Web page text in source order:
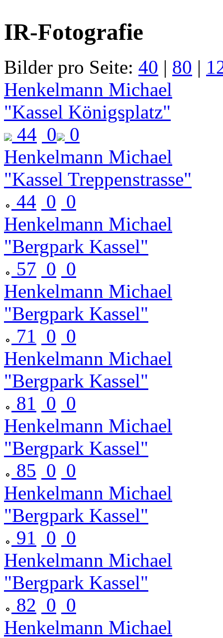
IR-Fotografie
Bilder pro Seite: 40 | 80 |
Henkelmann Michael
"Kassel Königsplatz"
44 0
0
Henkelmann Michael
"Kassel Treppenstrasse"
44 0 0
Henkelmann Michael
"Bergpark Kassel"
57 0 0
Henkelmann Michael
"Bergpark Kassel"
71 0 0
Henkelmann Michael
"Bergpark Kassel"
81 0 0
Henkelmann Michael
"Bergpark Kassel"
85 0 0
Henkelmann Michael
"Bergpark Kassel"
91 0 0
Henkelmann Michael
"Bergpark Kassel"
82 0 0
Henkelmann Michael